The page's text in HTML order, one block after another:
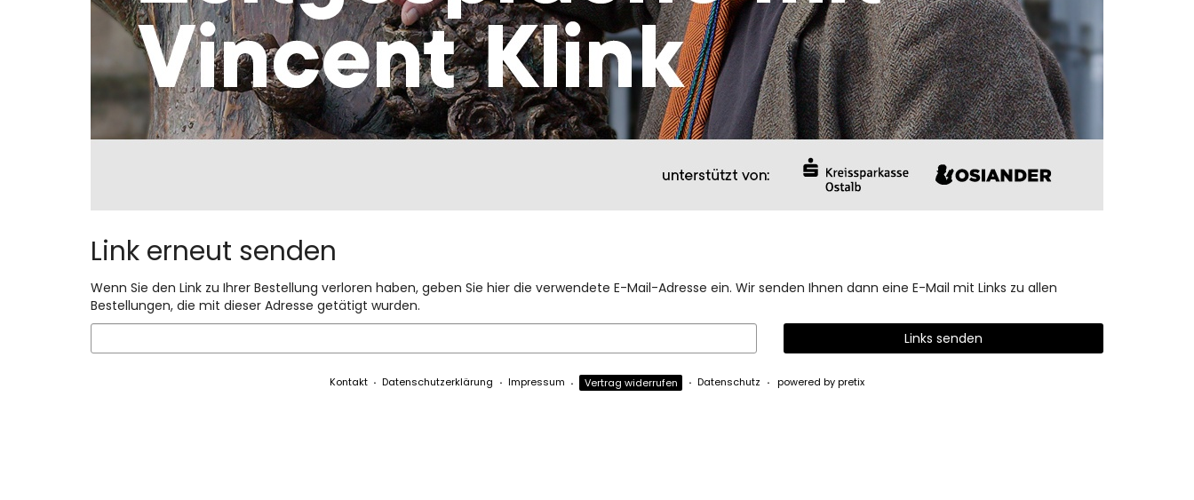
Link erneut senden
Wenn Sie den Link zu Ihrer Bestellung verloren haben, geben Sie hier die verwendete E-Mail-Adresse ein. Wir senden Ihnen dann eine E-Mail mit Links zu allen
Bestellungen, die mit dieser Adresse getätigt wurden.
E-
Mail
Links senden
Kontakt Datenschutzerklärung Impressum Vertrag widerrufen Datenschutz powered by pretix